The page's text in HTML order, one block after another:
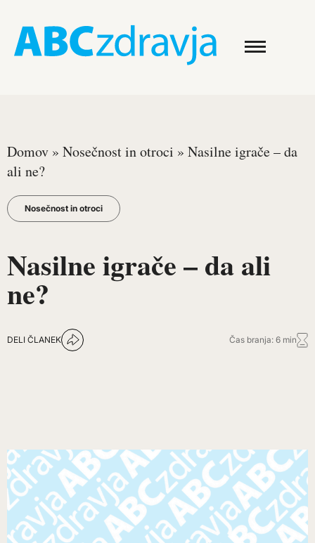
Domov » Nosečnost in otroci » Nasilne igrače – da
ali ne?
Nosečnost in otroci
Nasilne igrače – da ali
ne?
DELI ČLANEK Čas branja: 6 min